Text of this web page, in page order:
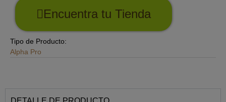
Encuentra tu Tienda
Tipo de Producto:
Alpha Pro